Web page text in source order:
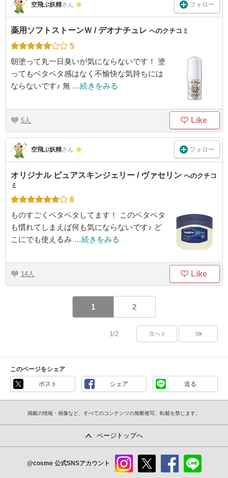
空飛ぶ妖精さん フォロー
薬用ソフトストーンＷ / デオナチュレ へのクチコミ
5
朝塗って丸一日臭いが気にならないです！ 塗
ってもベタベタ感はなく不愉快な気持ちには
ならないです♪ 無 …続きをみる
5 Like
空飛ぶ妖精さん フォロー
オリジナル ピュアスキンジェリー / ヴァセリン へのクチコ
ミ
6
ものすごくベタベタしてます！ このベタベタ
も慣れてしまえば何も気にならないです♪ ど
こにでも使えるみ …続きをみる
14 Like
1 2
1/2 次へ
このページをシェア
ポスト シェア 送る
掲載の情報・画像など、すべてのコンテンツの無断複写、転載を禁じます。
ページトップへ
@cosme 公式SNSアカウント